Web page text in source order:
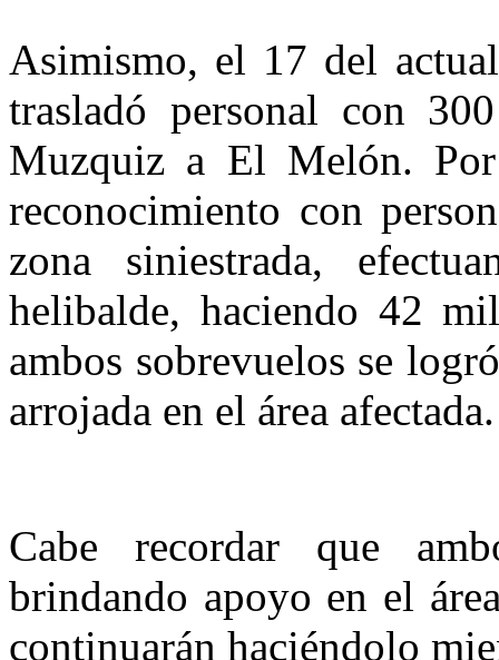
Asimismo, el 17 del
trasladó personal con
Muzquiz a El Melón.
reconocimiento con
zona siniestrada,
helibalde, haciendo 42
ambos sobrevuelos se
arrojada en el área afectada.
Cabe recordar que
brindando apoyo en el
continuarán haciéndolo